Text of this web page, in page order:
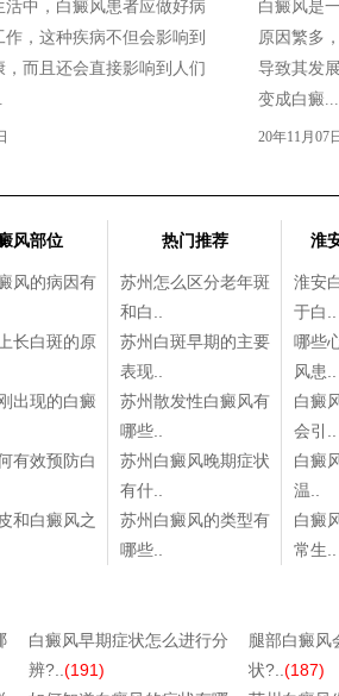
活中，白癜风患者应做好病
作，这种疾病不但会影响到
，而且还会直接影响到人们
白癜风是
原因繁多
导致其发
变成白癜...
20年11月07日
风部位
风的病因有
长白斑的原
出现的白癜
有效预防白
和白癜风之
热门推荐
苏州怎么区分老年斑
和白..
苏州白斑早期的主要
表现..
苏州散发性白癜风有
哪些..
苏州白癜风晚期症状
有什..
苏州白癜风的类型有
哪些..
淮
淮安
于白..
哪些
风患..
白癜
会引..
白癜
温..
白癜
常生..
白癜风早期症状怎么进行分
辨?.. (191)
腿部白癜风
状?..(187)